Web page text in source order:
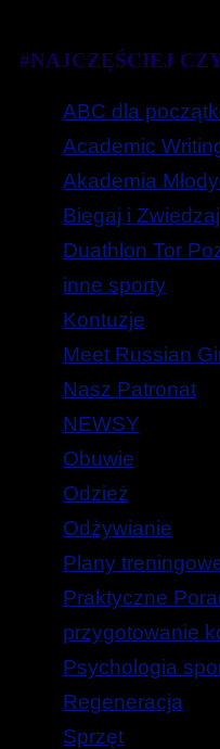
#NAJCZĘŚCIEJ
ABC dla
Academic
Akademia
Biegaj i Zwiedzaj
Duathlon Tor
inne sporty
Kontuzje
Meet Russian
Nasz Patronat
NEWSY
Obuwie
Odzież
Odżywianie
Plany
Praktyczne
przygotowanie
Psychologia
Regeneracja
Sprzęt